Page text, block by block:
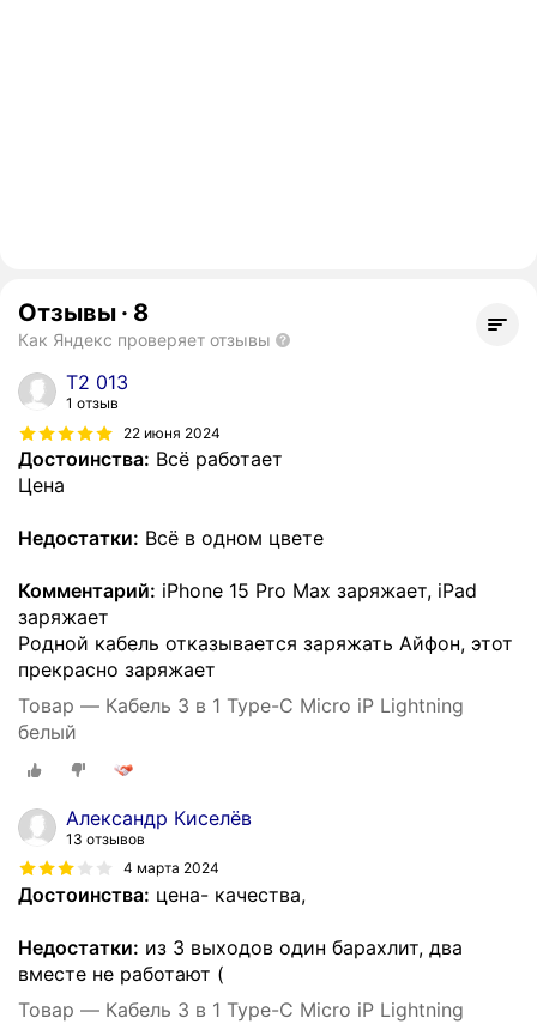
Отзывы · 8
Как Яндекс проверяет отзывы
T2 013
1 отзыв
22 июня 2024
Достоинства: Всё работает
Цена
Недостатки: Всё в одном цвете
Комментарий: iPhone 15 Pro Max заряжает, iPad
заряжает
Родной кабель отказывается заряжать Айфон, этот
прекрасно заряжает
Товар — Кабель 3 в 1 Type-C Micro iP Lightning
белый
Александр Киселёв
13 отзывов
4 марта 2024
Достоинства: цена- качества,
Недостатки: из 3 выходов один барахлит, два
вместе не работают (
Товар — Кабель 3 в 1 Type-C Micro iP Lightning